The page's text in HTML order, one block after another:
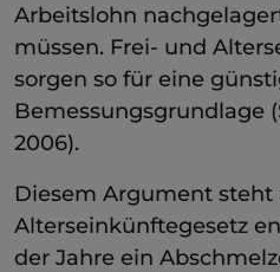
Arbeitslohn
müssen. Frei- und
sorgen so für eine
Bemessungsgrundlage
2006).
Diesem Argument steht
Alterseinkünftegesetz
der Jahre ein